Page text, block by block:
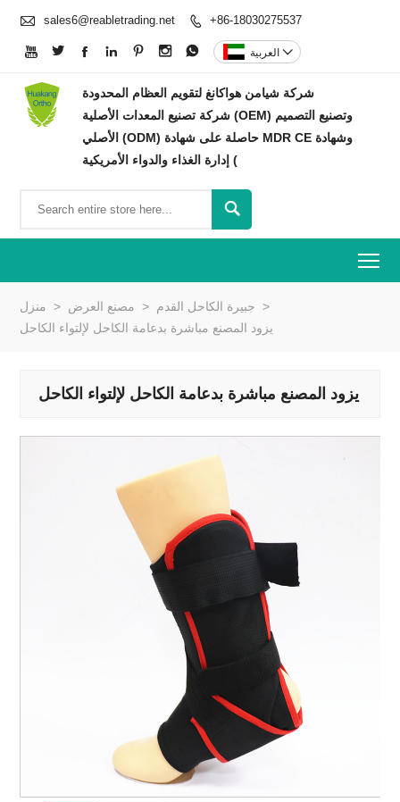
 sales6@reabletrading.net  +86-18030275537
       العربية 
شركة شيامن هواكانغ لتقويم العظام المحدودة
شركة تصنيع المعدات الأصلية (OEM) وتصنيع التصميم
الأصلي (ODM) حاصلة على شهادة MDR CE وشهادة
إدارة الغذاء والدواء الأمريكية (

منزل > مصنع العرض > جبيرة الكاحل القدم >
يزود المصنع مباشرة بدعامة الكاحل لإلتواء الكاحل
يزود المصنع مباشرة بدعامة الكاحل لإلتواء الكاحل